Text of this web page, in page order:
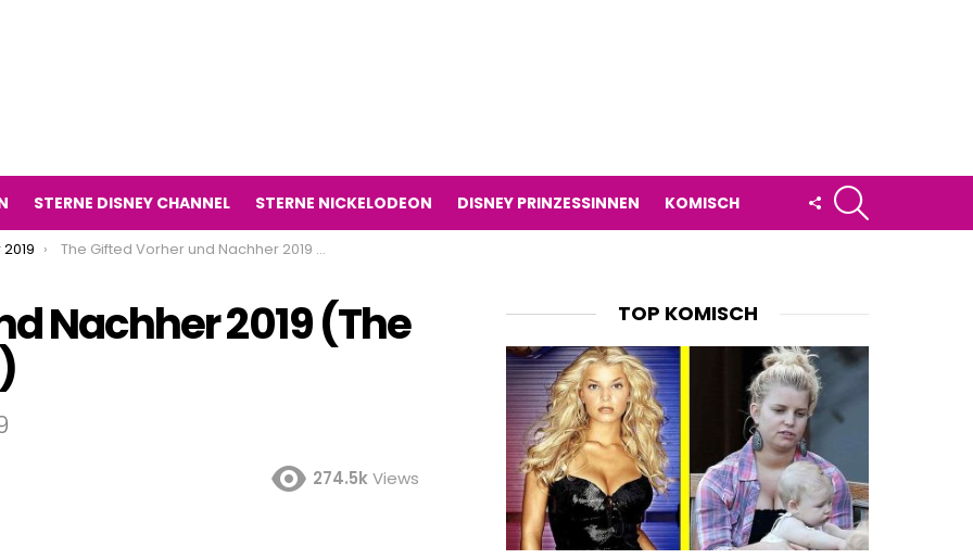
STERNE DISNEY CHANNEL STERNE NICKELODEON DISNEY PRINZESSINNEN KOMISCH
FOLLOW
US
The Gifted Vorher und Nachher 2019 (The Gifted Fernsehserie)
Nachher 2019 (The
274.5kViews
TOP KOMISCH